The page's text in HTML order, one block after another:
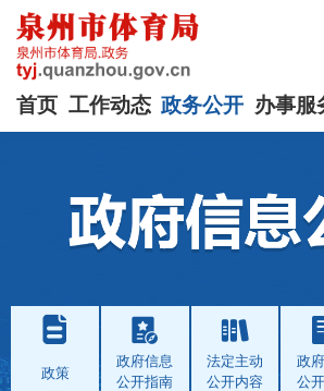
首页 工作动态 政务公开 办事服
政策
政府信息
公开指南
法定主动
公开内容
政
公